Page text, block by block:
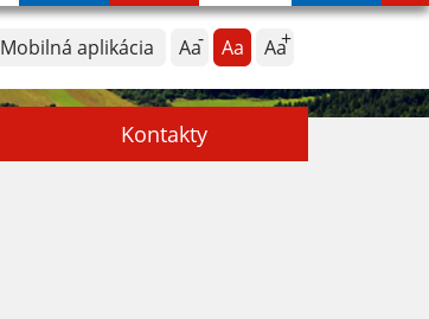
Mobilná aplikácia Aa Aa Aa
Kontakty